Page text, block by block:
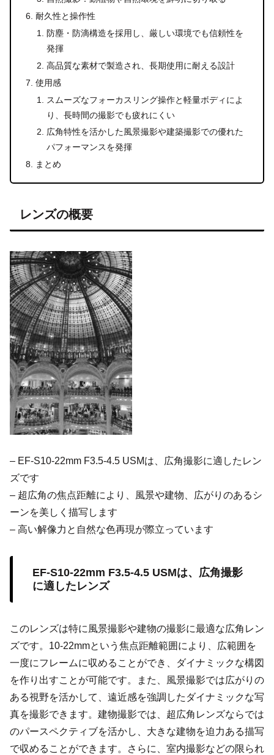
耐久性と操作性
防塵・防滴構造を採用し、厳しい環境でも信頼性を
発揮
高品質な素材で製造され、長期使用に耐える設計
使用感
スムーズなフォーカスリング操作と軽量ボディによ
り、長時間の撮影でも疲れにくい
広角特性を活かした風景撮影や建築撮影での優れた
パフォーマンスを発揮
まとめ
レンズの概要
– EF-S10-22mm F3.5-4.5 USMは、広角撮影に適したレン
ズです
– 超広角の焦点距離により、風景や建物、広がりのあるシ
ーンを美しく描写します
– 高い解像力と自然な色再現が際立っています
EF-S10-22mm F3.5-4.5 USMは、広角撮影
に適したレンズ
このレンズは特に風景撮影や建物の撮影に最適な広角レン
ズです。10-22mmという焦点距離範囲により、広範囲を
一度にフレームに収めることができ、ダイナミックな構図
を作り出すことが可能です。また、風景撮影では広がりの
ある視野を活かして、遠近感を強調したダイナミックな写
真を撮影できます。建物撮影では、超広角レンズならでは
のパースペクティブを活かし、大きな建物を迫力ある描写
で収めることができます。さらに、室内撮影などの限られ